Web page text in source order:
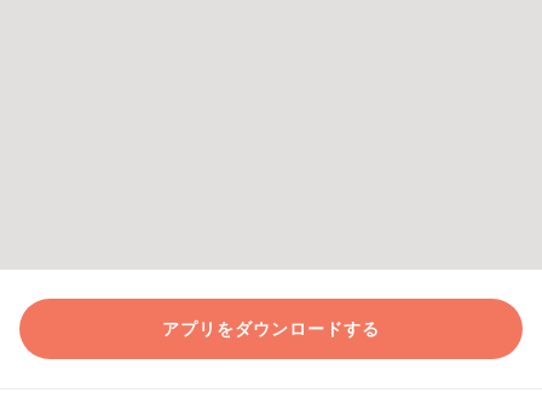
アプリをダウンロードする